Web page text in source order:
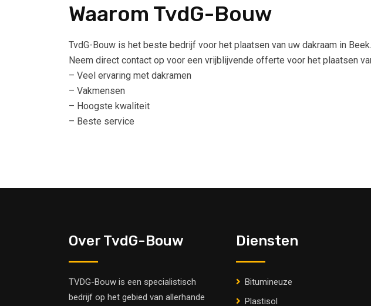
Waarom TvdG-Bouw
TvdG-Bouw is het beste bedrijf voor het plaatsen van uw dakraam in Beek.
Neem direct contact op voor een vrijblijvende offerte voor het plaatsen
– Veel ervaring met dakramen
– Vakmensen
– Hoogste kwaliteit
– Beste service
Over TvdG-Bouw
TVDG-Bouw is een specialistisch
bedrijf op het gebied van allerhande
Diensten
Bitumineuze
Plastisol